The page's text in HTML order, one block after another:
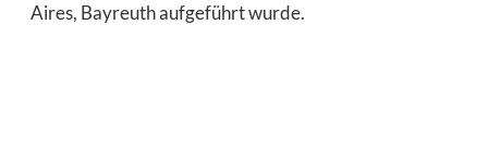
Aires, Bayreuth aufgeführt wurde.